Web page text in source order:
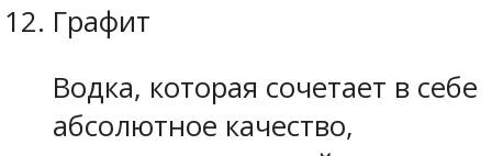
Графит
Водка, которая сочетает в себе
абсолютное качество,